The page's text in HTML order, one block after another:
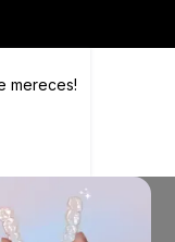
mereces!
que mereces